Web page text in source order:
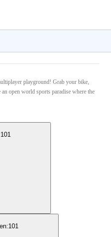
playground! Grab your bike,
open world sports paradise where the
101
101